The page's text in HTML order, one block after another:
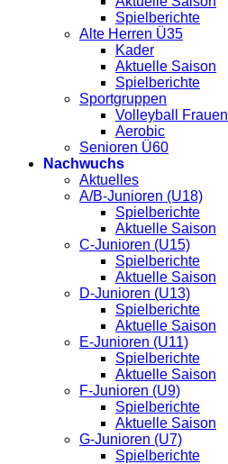
Spielberichte
Alte Herren Ü35
Kader
Aktuelle Saison
Spielberichte
Sportgruppen
Volleyball Frauen
Aerobic
Senioren Ü60
Nachwuchs
Aktuelles
A/B-Junioren (U18)
Spielberichte
Aktuelle Saison
C-Junioren (U15)
Spielberichte
Aktuelle Saison
D-Junioren (U13)
Spielberichte
Aktuelle Saison
E-Junioren (U11)
Spielberichte
Aktuelle Saison
F-Junioren (U9)
Spielberichte
Aktuelle Saison
G-Junioren (U7)
Spielberichte